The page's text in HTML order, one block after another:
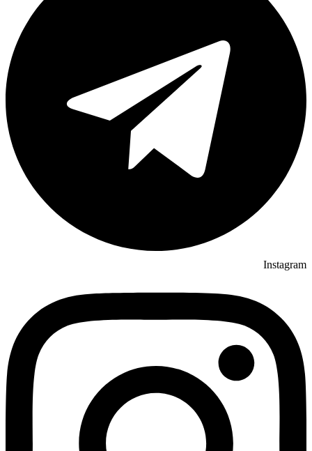
Instagram